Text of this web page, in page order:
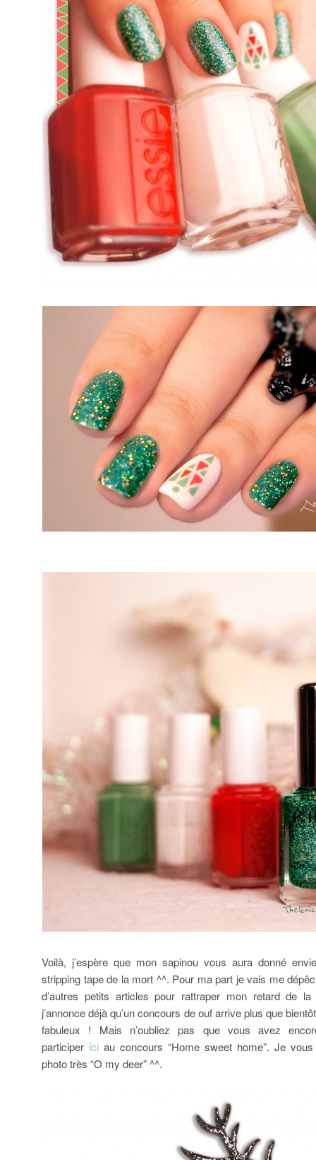
Voilà, j’espère que mon sapinou vous aura donné
stripping tape de la mort ^^. Pour ma part je vais me
d’autres petits articles pour rattraper mon retard de
j’annonce déjà qu’un concours de ouf arrive plus que
fabuleux ! Mais n’oubliez pas que vous avez
participer ici au concours “Home sweet home”. Je
photo très “O my deer” ^^.